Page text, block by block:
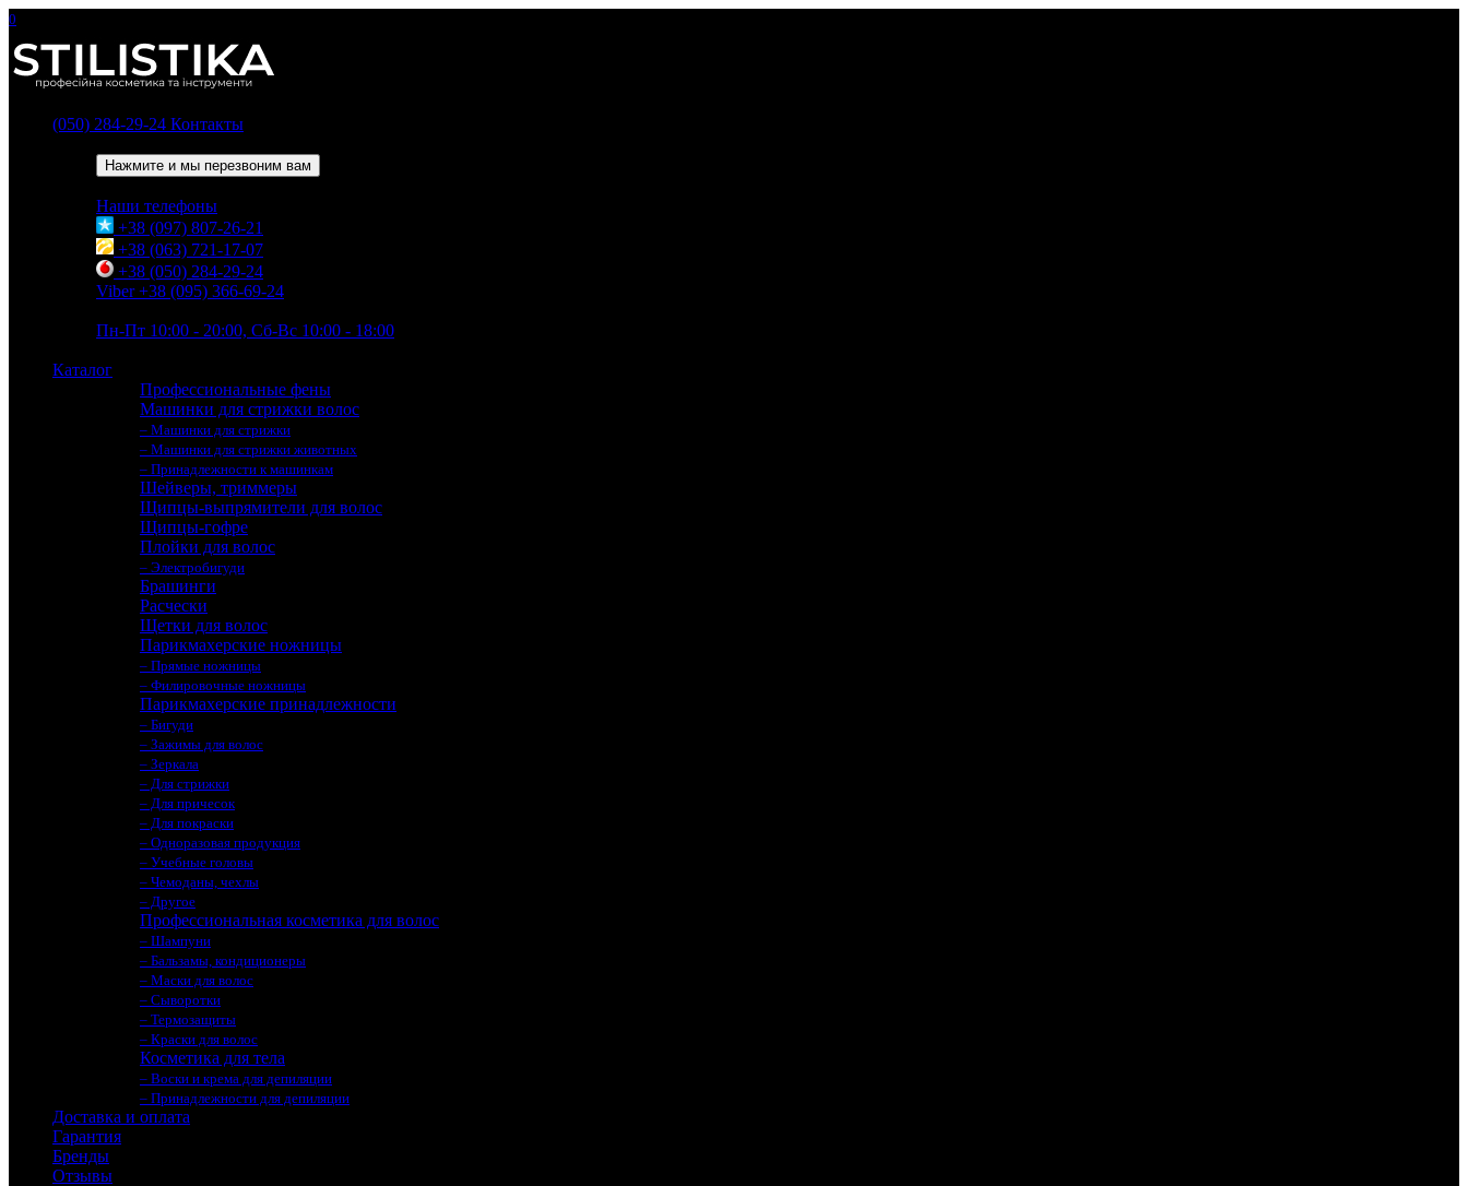
0
(050) 284-29-24 Контакты
Нажмите и мы перезвоним вам
Наши телефоны
+38 (097) 807-26-21
+38 (063) 721-17-07
+38 (050) 284-29-24
Viber +38 (095) 366-69-24
Пн-Пт 10:00 - 20:00, Сб-Вс 10:00 - 18:00
Каталог
Профессиональные фены
Машинки для стрижки волос
– Машинки для стрижки
– Машинки для стрижки животных
– Принадлежности к машинкам
Шейверы, триммеры
Щипцы-выпрямители для волос
Щипцы-гофре
Плойки для волос
– Электробигуди
Брашинги
Расчески
Щетки для волос
Парикмахерские ножницы
– Прямые ножницы
– Филировочные ножницы
Парикмахерские принадлежности
– Бигуди
– Зажимы для волос
– Зеркала
– Для стрижки
– Для причесок
– Для покраски
– Одноразовая продукция
– Учебные головы
– Чемоданы, чехлы
– Другое
Профессиональная косметика для волос
– Шампуни
– Бальзамы, кондиционеры
– Маски для волос
– Сыворотки
– Термозащиты
– Краски для волос
Косметика для тела
– Воски и крема для депиляции
– Принадлежности для депиляции
Доставка и оплата
Гарантия
Бренды
Отзывы